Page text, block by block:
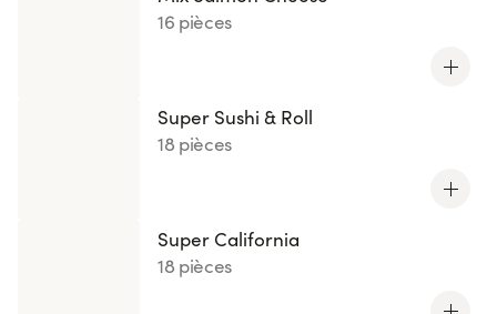
16 pièces
Super Sushi & Roll
18 pièces
Super California
18 pièces